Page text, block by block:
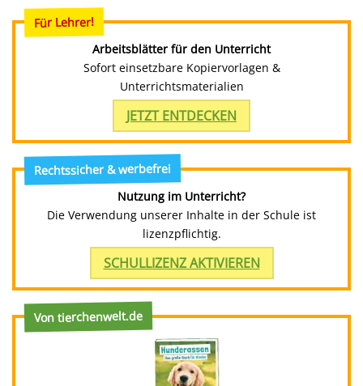
Für Lehrer!
Arbeitsblätter für den Unterricht
Sofort einsetzbare Kopiervorlagen &
Unterrichtsmaterialien
JETZT ENTDECKEN
Rechtssicher & werbefrei
Nutzung im Unterricht?
Die Verwendung unserer Inhalte in der Schule ist
lizenzpflichtig.
SCHULLIZENZ AKTIVIEREN
Von tierchenwelt.de